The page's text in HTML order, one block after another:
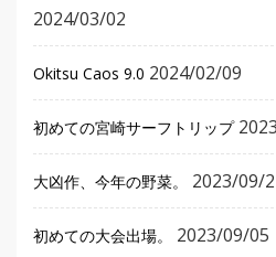
2024/03/02
Okitsu Caos 9.0 2024/02/09
初めての宮崎サーフトリップ
大凶作、今年の野菜。 2023/09/
初めての大会出場。 2023/09/05